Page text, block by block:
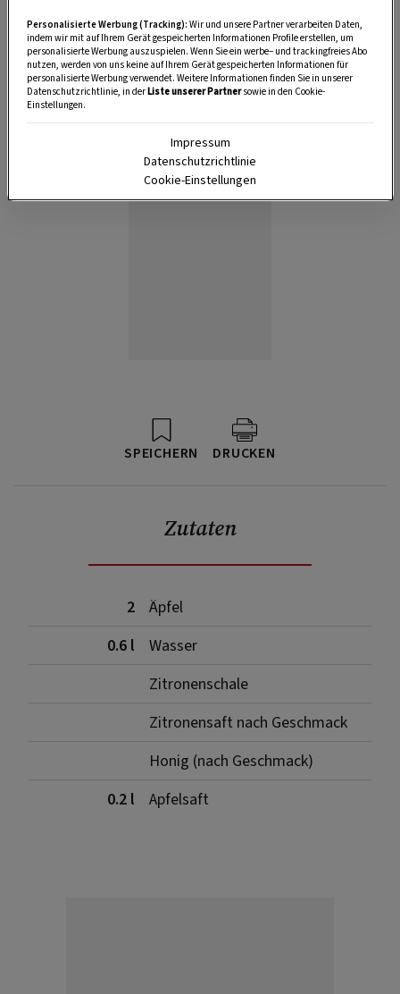
Anzeige
SPEICHERN DRUCKEN
Zutaten
2
Äpfel
0.6 l
Wasser
Zitronenschale
Zitronensaft nach Geschmack
Honig (nach Geschmack)
0.2 l
Apfelsaft
Personalisierte Werbung (Tracking): Wir und unsere Partner verarbeiten Daten,
indem wir mit auf Ihrem Gerät gespeicherten Informationen Profile erstellen, um
personalisierte Werbung auszuspielen. Wenn Sie ein werbe– und trackingfreies Abo
nutzen, werden von uns keine auf Ihrem Gerät gespeicherten Informationen für
personalisierte Werbung verwendet. Weitere Informationen finden Sie in unserer
Datenschutzrichtlinie, in derListe unserer Partnersowie in den Cookie-
Einstellungen.
Impressum
Datenschutzrichtlinie
Cookie-Einstellungen